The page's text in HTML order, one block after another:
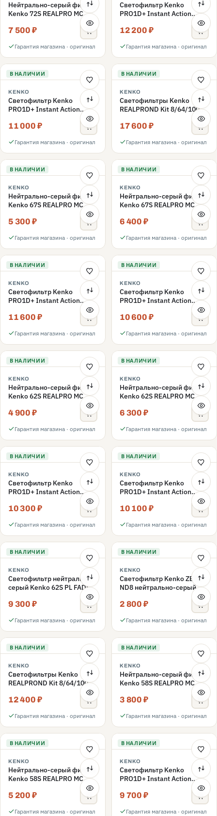
Нейтрально-серый фильтр
Kenko 72S REALPRO MC
7 500 ₽
Гарантия магазина · оригинал
Светофильтр Kenko
PRO1D+ Instant Action
Variable NDX3-450+C-PLS
переменной плотности
12 200 ₽
Гарантия магазина · оригинал
В НАЛИЧИИ
KENKO
Светофильтр Kenko
PRO1D+ Instant Action
Variable NDX3-450+C-PL
переменной плотности
11 000 ₽
Гарантия магазина · оригинал
В НАЛИЧИИ
KENKO
Светофильтры Kenko
REALPROND Kit 8/64/1000
17 600 ₽
Гарантия магазина · оригинал
В НАЛИЧИИ
KENKO
Нейтрально-серый фильтр
Kenko 67S REALPRO MC
5 300 ₽
Гарантия магазина · оригинал
В НАЛИЧИИ
KENKO
Нейтрально-серый фильтр
Kenko 67S REALPRO MC
6 400 ₽
Гарантия магазина · оригинал
В НАЛИЧИИ
KENKO
Светофильтр Kenko
PRO1D+ Instant Action
Variable NDX3-450+C-PLS
переменной плотности
11 600 ₽
Гарантия магазина · оригинал
В НАЛИЧИИ
KENKO
Светофильтр Kenko
PRO1D+ Instant Action
Variable NDX3-450+C-PL
переменной плотности
10 600 ₽
Гарантия магазина · оригинал
В НАЛИЧИИ
KENKO
Нейтрально-серый фильтр
Kenko 62S REALPRO MC
4 900 ₽
Гарантия магазина · оригинал
В НАЛИЧИИ
KENKO
Нейтрально-серый фильтр
Kenko 62S REALPRO MC
6 300 ₽
Гарантия магазина · оригинал
В НАЛИЧИИ
KENKO
Светофильтр Kenko
PRO1D+ Instant Action
Variable NDX3-450+C-PLS
переменной плотности
10 300 ₽
Гарантия магазина · оригинал
В НАЛИЧИИ
KENKO
Светофильтр Kenko
PRO1D+ Instant Action
Variable NDX3-450+C-PL
переменной плотности
10 100 ₽
Гарантия магазина · оригинал
В НАЛИЧИИ
KENKO
Светофильтр нейтрально-
серый Kenko 62S PL FADER
с переменной плотностью
ND3-ND400 62mm
9 300 ₽
Гарантия магазина · оригинал
В НАЛИЧИИ
KENKO
Светофильтр Kenko ZETA
ND8 нейтрально-серый
2 800 ₽
Гарантия магазина · оригинал
В НАЛИЧИИ
KENKO
Светофильтры Kenko
REALPROND Kit 8/64/1000
12 400 ₽
Гарантия магазина · оригинал
В НАЛИЧИИ
KENKO
Нейтрально-серый фильтр
Kenko 58S REALPRO MC
3 800 ₽
Гарантия магазина · оригинал
В НАЛИЧИИ
KENKO
Нейтрально-серый фильтр
Kenko 58S REALPRO MC
5 200 ₽
Гарантия магазина · оригинал
В НАЛИЧИИ
KENKO
Светофильтр Kenko
PRO1D+ Instant Action
Variable NDX3-450+C-PLS
переменной плотности
9 700 ₽
Гарантия магазина · оригинал